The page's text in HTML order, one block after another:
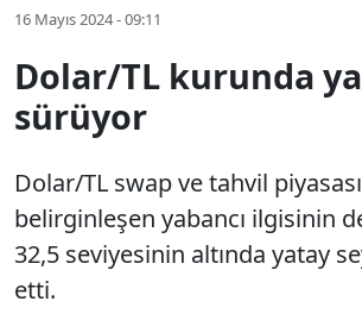
16 Mayıs 2024 - 09:11
Dolar/TL kurunda
sürüyor
Dolar/TL swap ve tahvil
belirginleşen yabancı ilgisinin
32,5 seviyesinin altında yatay
etti.